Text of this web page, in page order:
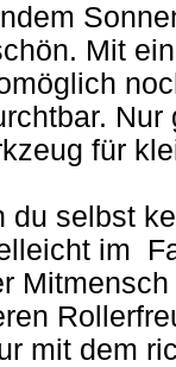
Mit
für
du selbst
im
mit dem